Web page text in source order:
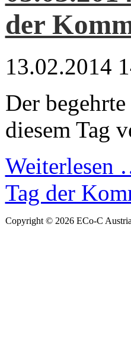
der
13.02.2014
Der
diesem Tag
Weiterlesen
Tag der
Copyright © 2026 ECo-C